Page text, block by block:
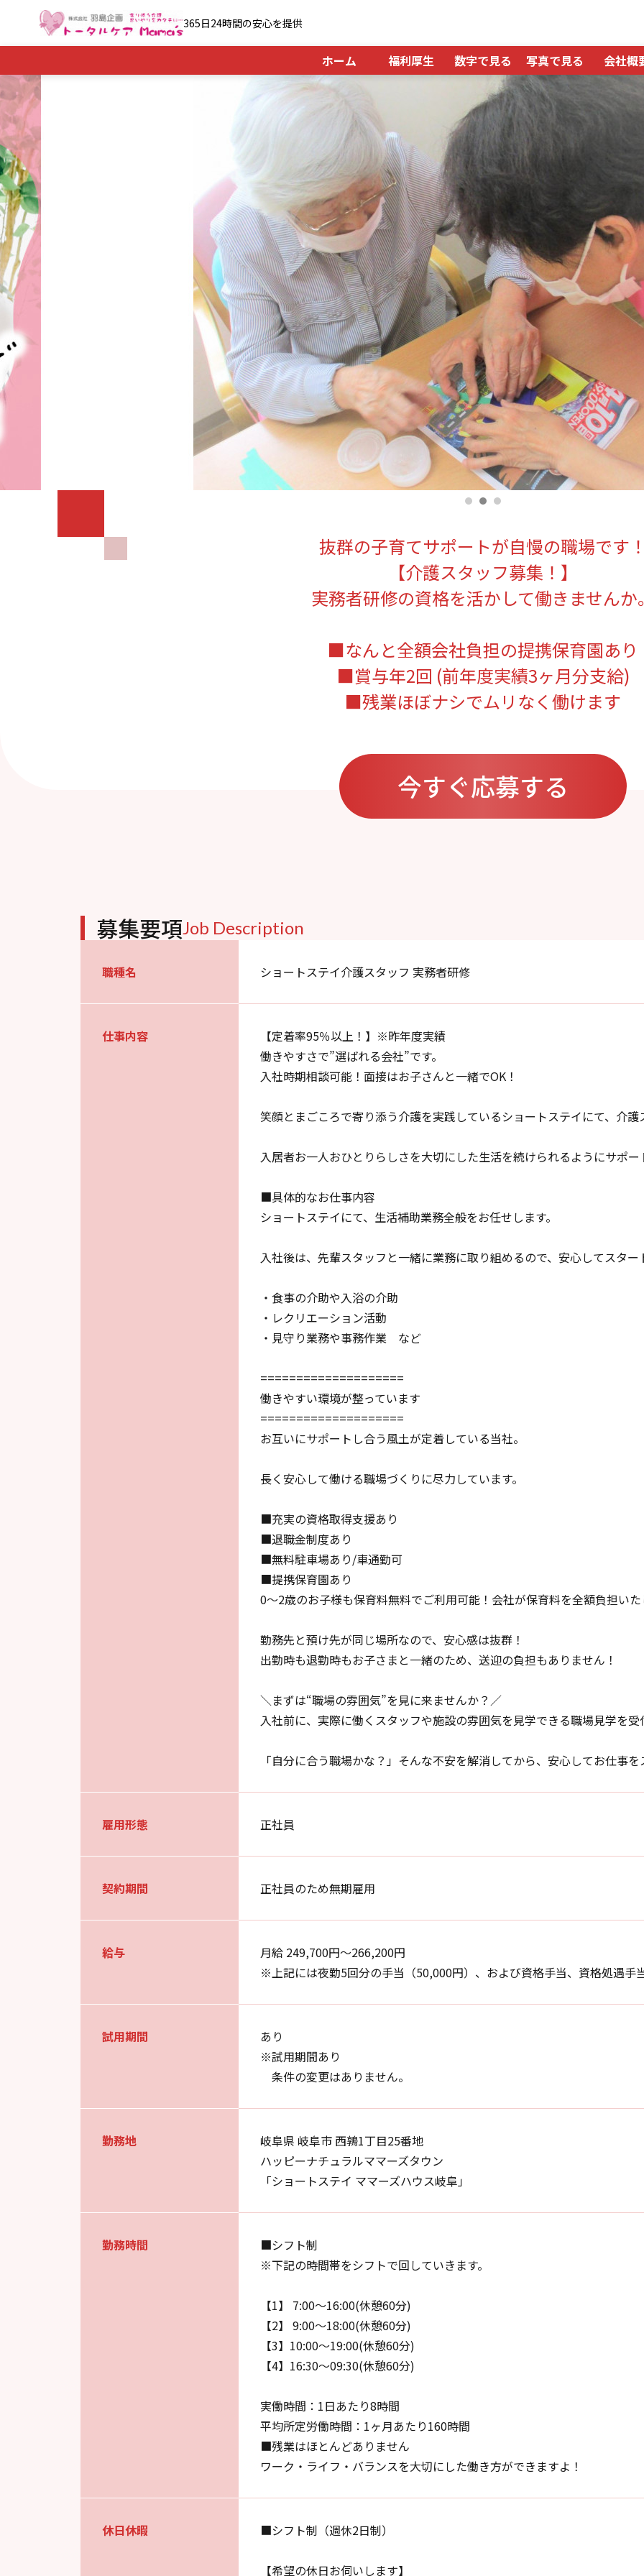
365日24時間の安心を提供
ホーム 福利厚生 数字で見る 写真で見る 会社概
抜群の子育てサポートが自慢の職場です
【介護スタッフ募集！】
実務者研修の資格を活かして働きませんか
■なんと全額会社負担の提携保育園あり
■賞与年2回 (前年度実績3ヶ月分支給)
■残業ほぼナシでムリなく働けます
今すぐ応募する
募集要項Job Description
職種名 ショートステイ介護スタッフ 実務者研修
仕事内容
【定着率95％以上！】※昨年度実績
働きやすさで”選ばれる会社”です。
入社時期相談可能！面接はお子さんと一緒でOK！
笑顔とまごころで寄り添う介護を実践しているショートステイにて、介護
入居者お一人おひとりらしさを大切にした生活を続けられるようにサポ
■具体的なお仕事内容
ショートステイにて、生活補助業務全般をお任せします。
入社後は、先輩スタッフと一緒に業務に取り組めるので、安心してスター
・食事の介助や入浴の介助
・レクリエーション活動
・見守り業務や事務作業 など
====================
働きやすい環境が整っています
====================
お互いにサポートし合う風土が定着している当社。
長く安心して働ける職場づくりに尽力しています。
■充実の資格取得支援あり
■退職金制度あり
■無料駐車場あり/車通勤可
■提携保育園あり
0～2歳のお子様も保育料無料でご利用可能！会社が保育料を全額負担いた
勤務先と預け先が同じ場所なので、安心感は抜群！
出勤時も退勤時もお子さまと一緒のため、送迎の負担もありません！
＼まずは“職場の雰囲気”を見に来ませんか？／
入社前に、実際に働くスタッフや施設の雰囲気を見学できる職場見学を受
「自分に合う職場かな？」そんな不安を解消してから、安心してお仕事
雇用形態 正社員
契約期間 正社員のため無期雇用
給与
月給 249,700円〜266,200円
※上記には夜勤5回分の手当（50,000円）、および資格手当、資格処遇手
試用期間
あり
※試用期間あり
条件の変更はありません。
勤務地
岐阜県 岐阜市 西鶉1丁目25番地
ハッピーナチュラルママーズタウン
「ショートステイ ママーズハウス岐阜」
勤務時間
■シフト制
※下記の時間帯をシフトで回していきます。
【1】 7:00～16:00(休憩60分)
【2】 9:00～18:00(休憩60分)
【3】10:00～19:00(休憩60分)
【4】16:30～09:30(休憩60分)
実働時間：1日あたり8時間
平均所定労働時間：1ヶ月あたり160時間
■残業はほとんどありません
ワーク・ライフ・バランスを大切にした働き方ができますよ！
休日休暇 ■シフト制（週休2日制）
【希望の休日お伺いします】